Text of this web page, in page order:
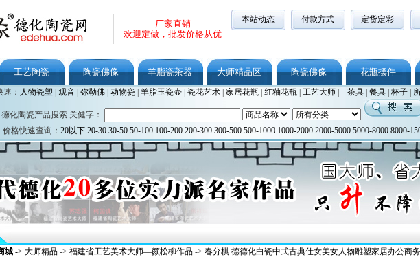
厂家直销
欢迎定做，批发价格从优
本站动态 付款方式 定货定彩
工艺陶瓷 陶瓷佛像 羊脂瓷茶器 大师精品区 陶瓷佛像 花瓶摆件
速： 人物瓷塑 观音| 弥勒佛| 动物瓷| 羊脂玉瓷壶| 瓷花艺术| 家居花瓶| 红釉花瓶| 工艺大师| 茶具| 餐具| 杯子|
德化陶瓷产品搜索 关健字：
价格快速查询： 20以下 20-30 30-50 50-100 100-200 200-300 300-500 500-1000 1000-2000 2000-5000 5000-8000 8000-
城 -> 大师精品 -> 福建省工艺美术大师—颜松柳作品 -> 春分棋 德德化白瓷中式古典仕女美女人物雕塑家居办公商